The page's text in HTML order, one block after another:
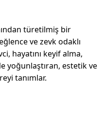
türetilmiş bir
ve zevk odaklı
hayatını keyif alma,
yoğunlaştıran, estetik ve
tanımlar.